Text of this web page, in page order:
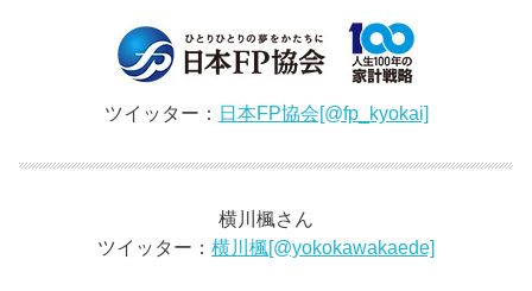
ツイッター： 日本FP協会[@fp_kyokai]
横川楓さん
ツイッター： 横川楓[@yokokawakaede]